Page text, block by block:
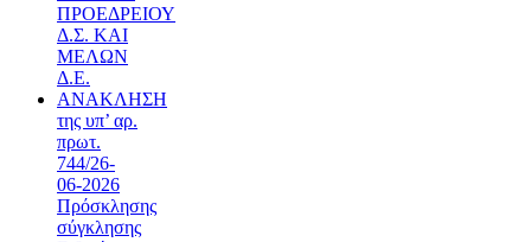
ΠΡΟΕΔΡΕΙΟΥ
Δ.Σ. ΚΑΙ
ΜΕΛΩΝ
Δ.Ε.
ΑΝΑΚΛΗΣΗ
της υπ’ αρ.
πρωτ.
744/26-
06-2026
Πρόσκλησης
σύγκλησης